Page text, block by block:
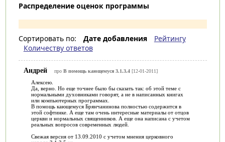
Распределение оценок программы
Сортировать по: Дате добавления
Рейтингу
Количеству ответов
Андрей про В помощь кающемуся 3.1.3.4[12-01-2011]
Алексею.
Да, верно. Но еще точнее было бы сказать так: об этой теме с
нормальными духовниками говорят, а не в написанных книгах
или компьютерных программах.
В помощь кающемуся Брянчанинова полностью содержится в
этой софтинке. А еще там очень интересные материалы от отцов
церкви и нормальных священников. А еще она написана с учетом
реальных вопросов современных людей.
Свежая версия от 13.09.2010 с учетом мнения церковного